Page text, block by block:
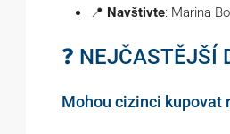
📍 Navštivte: Marina
❓
Mohou cizinci kupovat